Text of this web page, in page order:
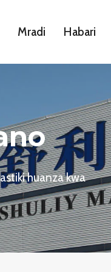
Mradi Habari
huanza kwa